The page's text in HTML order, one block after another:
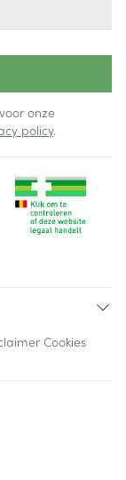
onze
policy.
Cookies